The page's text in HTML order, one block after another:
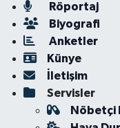
Röportaj
Biyografi
Anketler
Künye
İletişim
Servisler
Nöbetçi